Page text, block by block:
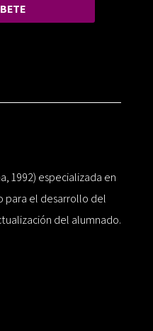
1992) especializada en
para el desarrollo del
del alumnado.